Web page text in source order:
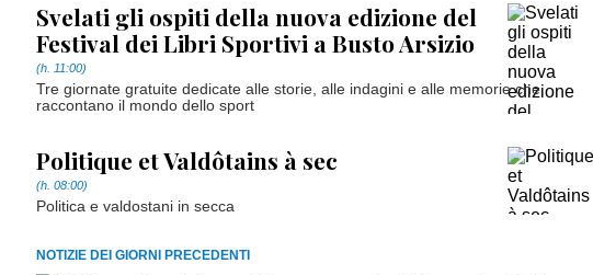
Svelati gli ospiti della nuova edizione del
Festival dei Libri Sportivi a Busto Arsizio
(h. 11:00)
Tre giornate gratuite dedicate alle storie, alle indagini e alle memorie che
raccontano il mondo dello sport
Politique et Valdôtains à sec
(h. 08:00)
Politica e valdostani in secca
NOTIZIE DEI GIORNI PRECEDENTI